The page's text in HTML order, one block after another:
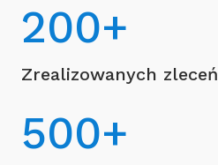
200+
Zrealizowanych zleceń
500+